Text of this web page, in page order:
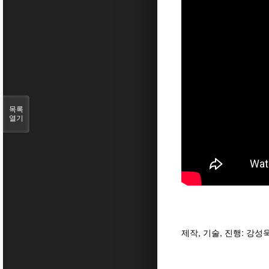
제작, 기술, 진행: 강성
목록
열기